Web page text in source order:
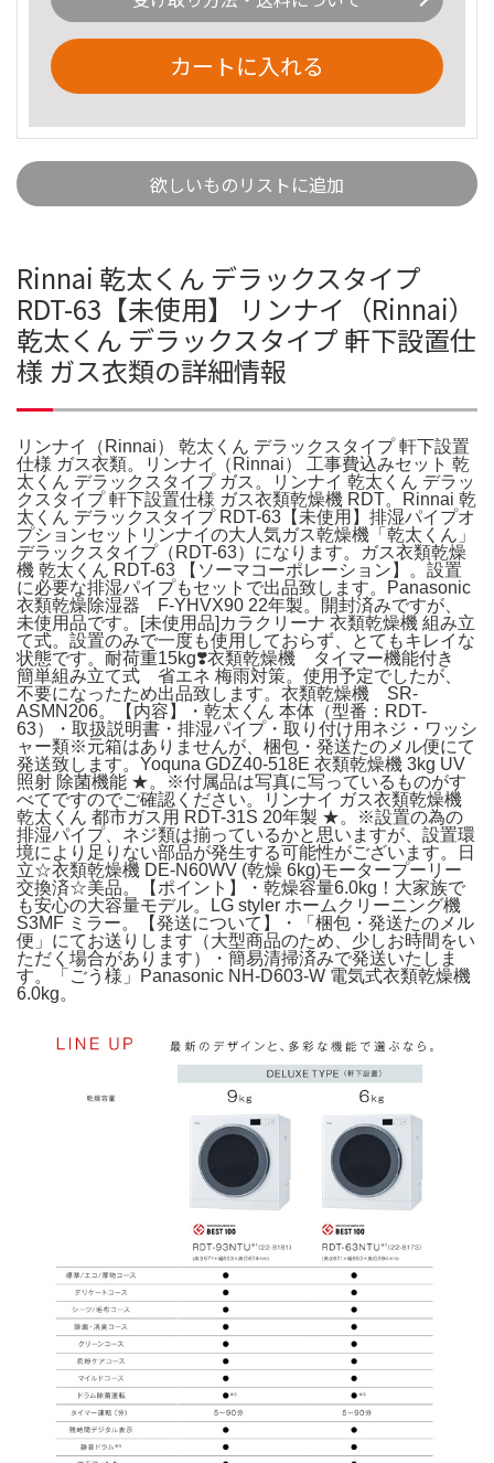
カートに入れる
欲しいものリストに追加
Rinnai 乾太くん デラックスタイプ
RDT-63【未使用】 リンナイ（Rinnai）
乾太くん デラックスタイプ 軒下設置仕
様 ガス衣類の詳細情報
リンナイ（Rinnai） 乾太くん デラックスタイプ 軒下設置
仕様 ガス衣類。リンナイ（Rinnai） 工事費込みセット 乾
太くん デラックスタイプ ガス。リンナイ 乾太くん デラッ
クスタイプ 軒下設置仕様 ガス衣類乾燥機 RDT。Rinnai 乾
太くん デラックスタイプ RDT-63【未使用】排湿パイプオ
プションセットリンナイの大人気ガス乾燥機「乾太くん」
デラックスタイプ（RDT-63）になります。ガス衣類乾燥
機 乾太くん RDT-63 【ソーマコーポレーション】。設置
に必要な排湿パイプもセットで出品致します。Panasonic
衣類乾燥除湿器 F-YHVX90 22年製。開封済みですが、
未使用品です。[未使用品]カラクリーナ 衣類乾燥機 組み立
て式。設置のみで一度も使用しておらず、とてもキレイな
状態です。耐荷重15kg❣️衣類乾燥機 タイマー機能付き
簡単組み立て式 省エネ 梅雨対策。使用予定でしたが、
不要になったため出品致します。衣類乾燥機 SR-
ASMN206。【内容】・乾太くん 本体（型番：RDT-
63）・取扱説明書・排湿パイプ・取り付け用ネジ・ワッシ
ャー類※元箱はありませんが、梱包・発送たのメル便にて
発送致します。Yoquna GDZ40-518E 衣類乾燥機 3kg UV
照射 除菌機能 ★。※付属品は写真に写っているものがす
べてですのでご確認ください。リンナイ ガス衣類乾燥機
乾太くん 都市ガス用 RDT-31S 20年製 ★。※設置の為の
排湿パイプ、ネジ類は揃っているかと思いますが、設置環
境により足りない部品が発生する可能性がございます。日
立☆衣類乾燥機 DE-N60WV (乾燥 6kg)モータープーリー
交換済☆美品。【ポイント】・乾燥容量6.0kg！大家族で
も安心の大容量モデル。LG styler ホームクリーニング機
S3MF ミラー。【発送について】・「梱包・発送たのメル
便」にてお送りします（大型商品のため、少しお時間をい
ただく場合があります）・簡易清掃済みで発送いたしま
す。「ごう様」Panasonic NH-D603-W 電気式衣類乾燥機
6.0kg。